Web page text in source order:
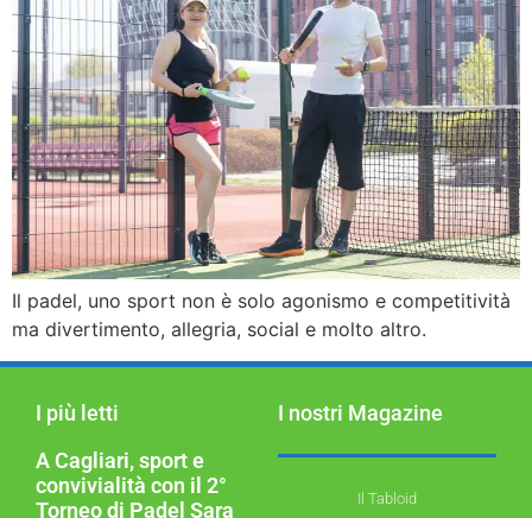
Il padel, uno sport non è solo agonismo e competitività
ma divertimento, allegria, social e molto altro.
I più letti
A Cagliari, sport e
convivialità con il 2°
Torneo di Padel Sara
I nostri Magazine
Il Tabloid